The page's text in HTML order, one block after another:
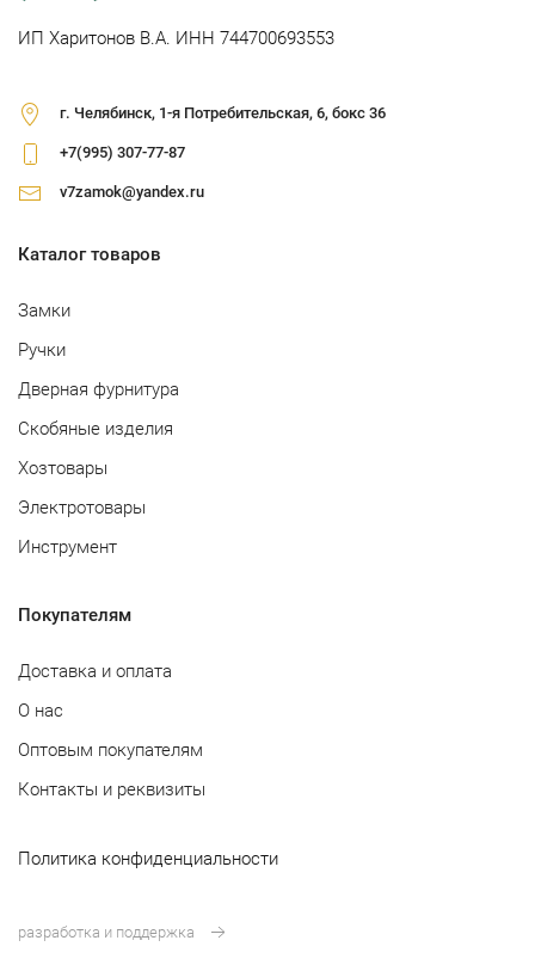
ИП Харитонов В.А. ИНН 744700693553
г. Челябинск, 1-я Потребительская, 6, бокс 36
+7(995) 307-77-87
v7zamok@yandex.ru
Каталог товаров
Замки
Ручки
Дверная фурнитура
Скобяные изделия
Хозтовары
Электротовары
Инструмент
Покупателям
Доставка и оплата
О нас
Оптовым покупателям
Контакты и реквизиты
Политика конфиденциальности
разработка и поддержка